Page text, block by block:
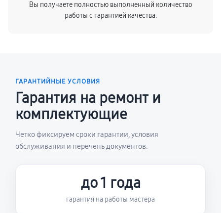
Вы получаете полностью выполненный количество
работы с гарантией качества.
ГАРАНТИЙНЫЕ УСЛОВИЯ
Гарантия на ремонт и
комплектующие
Четко фиксируем сроки гарантии, условия
обслуживания и перечень документов.
до 1 года
гарантия на работы мастера